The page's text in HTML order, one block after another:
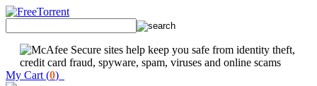
My Cart (0)